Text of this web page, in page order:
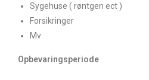
Sygehuse ( røntgen ect )
Forsikringer
Mv
Opbevaringsperiode